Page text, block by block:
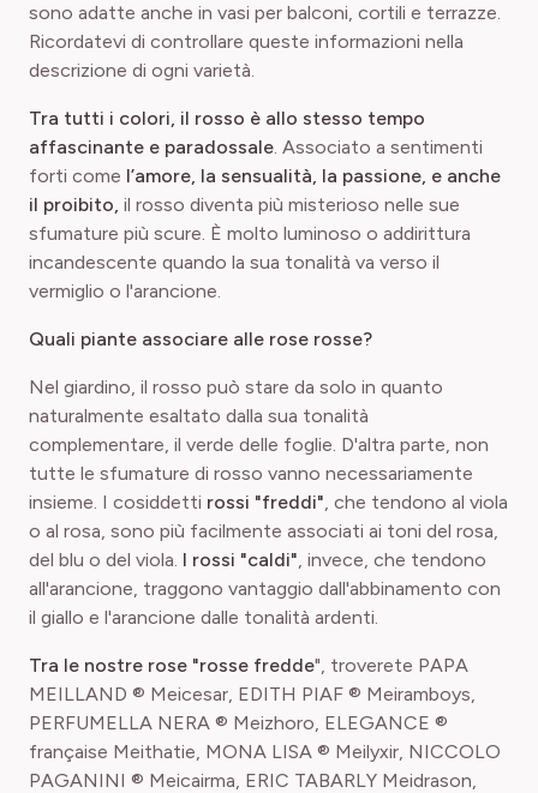
sono adatte anche in vasi per balconi, cortili e terrazze.
Ricordatevi di controllare queste informazioni nella
descrizione di ogni varietà.
Tra tutti i colori, il rosso è allo stesso tempo
affascinante e paradossale. Associato a sentimenti
forti come l’amore, la sensualità, la passione, e anche
il proibito, il rosso diventa più misterioso nelle sue
sfumature più scure. È molto luminoso o addirittura
incandescente quando la sua tonalità va verso il
vermiglio o l'arancione.
Quali piante associare alle rose rosse?
Nel giardino, il rosso può stare da solo in quanto
naturalmente esaltato dalla sua tonalità
complementare, il verde delle foglie. D'altra parte, non
tutte le sfumature di rosso vanno necessariamente
insieme. I cosiddetti rossi "freddi", che tendono al viola
o al rosa, sono più facilmente associati ai toni del rosa,
del blu o del viola. I rossi "caldi", invece, che tendono
all'arancione, traggono vantaggio dall'abbinamento con
il giallo e l'arancione dalle tonalità ardenti.
Tra le nostre rose "rosse fredde", troverete PAPA
MEILLAND ® Meicesar, EDITH PIAF ® Meiramboys,
PERFUMELLA NERA ® Meizhoro, ELEGANCE ®
française Meithatie, MONA LISA ® Meilyxir, NICCOLO
PAGANINI ® Meicairma, ERIC TABARLY Meidrason,